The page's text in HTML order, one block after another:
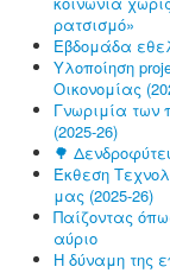
ρατσισμό»
Εβδομάδα
Υλοποίηση
Οικονομίας
Γνωριμία των
(2025-26)
🌳
Έκθεση
μας (2025-26)
Παίζοντας
αύριο
Η δύναμη της